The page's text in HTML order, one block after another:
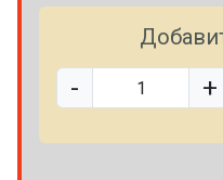
- +